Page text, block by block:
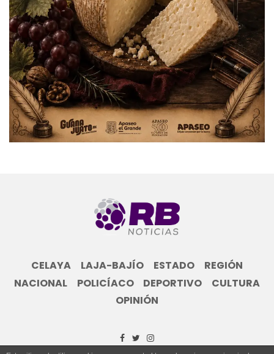
CELAYA LAJA-BAJÍO ESTADO
REGIÓN
NACIONAL
POLICÍACO DEPORTIVO
CULTURA
OPINIÓN